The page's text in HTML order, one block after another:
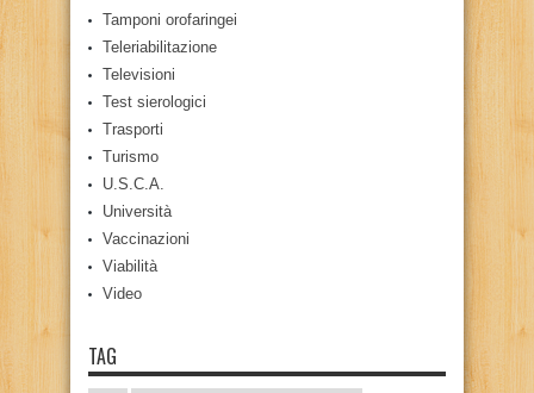
Tamponi orofaringei
Teleriabilitazione
Televisioni
Test sierologici
Trasporti
Turismo
U.S.C.A.
Università
Vaccinazioni
Viabilità
Video
TAG